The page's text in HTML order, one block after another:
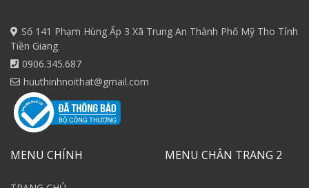
Số 141 Phạm Hùng Ấp 3 Xã Trung An Thành Phố Mỹ Tho Tỉnh
Tiền Giang
0906.345.687
huuthinhnoithat@gmail.com
MENU CHÍNH MENU CHÂN TRANG 2